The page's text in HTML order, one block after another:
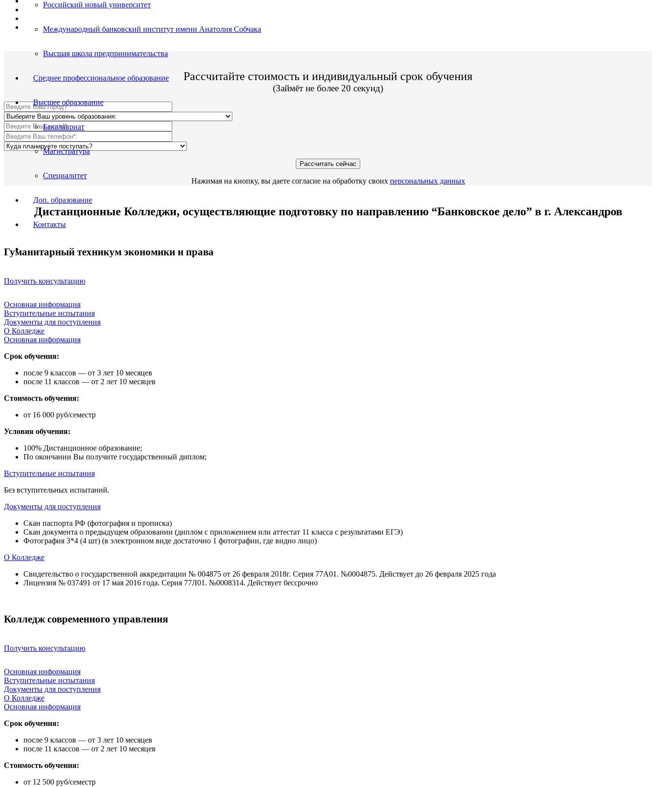
Российский новый университет
Международный банковский институт имени Анатолия Собчака
Высшая школа предпринимательства
Среднее профессиональное образование
Высшее образование
Бакалавриат
Магистратура
Специалитет
Доп. образование
Контакты
Цена от 12 500р./семестр обучения;
По окончании Вы получите диплом Гос. образца.
Рассчитайте стоимость и индивидуальный срок обучения
(Займёт не более 20 секунд)
Нажимая на кнопку, вы даете согласие на обработку своих персональных данных
Дистанционные Колледжи, осуществляющие подготовку по направлению “Банковское дело” в г. Александров
Гуманитарный техникум экономики и права
Получить консультацию
Основная информация
Вступительные испытания
Документы для поступления
О Колледже
Основная информация
Срок обучения:
после 9 классов — от 3 лет 10 месяцев
после 11 классов — от 2 лет 10 месяцев
Стоимость обучения:
от 16 000 руб/семестр
Условия обучения:
100% Дистанционное образование;
По окончании Вы получите государственный диплом;
Вступительные испытания
Без вступительных испытаний.
Документы для поступления
Скан паспорта РФ (фотография и прописка)
Скан документа о предыдущем образовании (диплом с приложением или аттестат 11 класса с результатами ЕГЭ)
Фотография 3*4 (4 шт) (в электронном виде достаточно 1 фотографии, где видно лицо)
О Колледже
Свидетельство о государственной аккредитации № 004875 от 26 февраля 2018г. Серия 77А01. №0004875. Действует до 26 февраля 2025 года
Лицензия № 037491 от 17 мая 2016 года. Серия 77Л01. №0008314. Действует бессрочно
Колледж современного управления
Получить консультацию
Основная информация
Вступительные испытания
Документы для поступления
О Колледже
Основная информация
Срок обучения:
после 9 классов — от 3 лет 10 месяцев
после 11 классов — от 2 лет 10 месяцев
Стоимость обучения:
от 12 500 руб/семестр